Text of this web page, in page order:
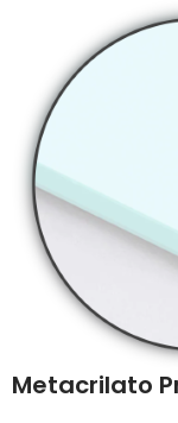
Metacrilato